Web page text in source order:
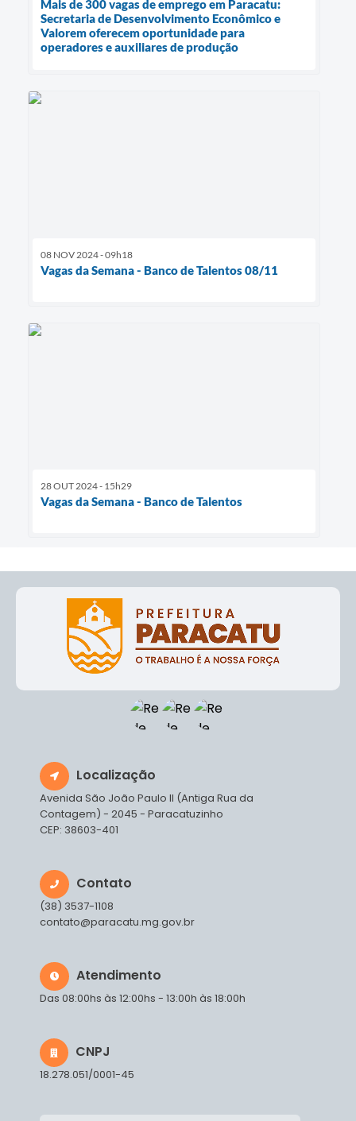
Mais de 300 vagas de emprego em Paracatu:
Secretaria de Desenvolvimento Econômico e
Valorem oferecem oportunidade para
operadores e auxiliares de produção
08 NOV 2024 - 09h18
Vagas da Semana - Banco de Talentos 08/11
28 OUT 2024 - 15h29
Vagas da Semana - Banco de Talentos
Localização
Avenida São João Paulo II (Antiga Rua da
Contagem) - 2045 - Paracatuzinho
CEP: 38603-401
Contato
(38) 3537-1108
contato@paracatu.mg.gov.br
Atendimento
Das 08:00hs às 12:00hs - 13:00h às 18:00h
CNPJ
18.278.051/0001-45